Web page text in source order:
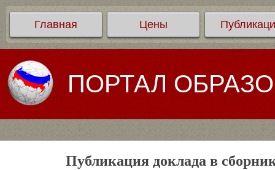
Главная Цены
ПОРТАЛ
Публикация доклада в